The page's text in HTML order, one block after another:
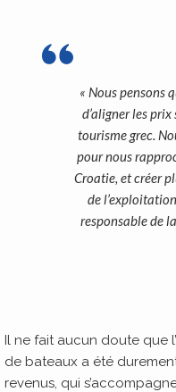
« Nous pensons
d’aligner les
tourisme grec.
pour nous
Croatie, et créer
de
responsable de
Il ne fait aucun doute que
de bateaux a été
revenus, qui